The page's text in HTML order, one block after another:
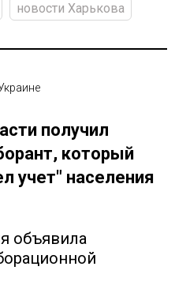
новости Харькова
получил
который
учет" населения
объявила